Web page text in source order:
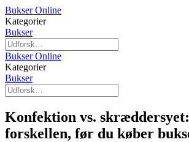
Bukser Online
Kategorier
Bukser
Bukser Online
Kategorier
Bukser
Konfektion vs.
forskellen, før du køber